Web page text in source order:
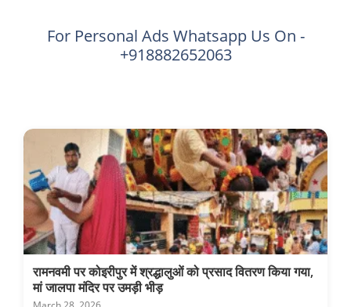
For Personal Ads Whatsapp Us On -
+918882652063
रामनवमी पर कोइरीपुर में श्रद्धालुओं को प्रसाद वितरण किया गया,
मां जालपा मंदिर पर उमड़ी भीड़